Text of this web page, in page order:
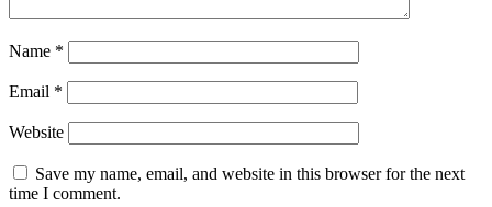
Name *
Email *
Website
Save my name, email, and website in this browser for the next
time I comment.